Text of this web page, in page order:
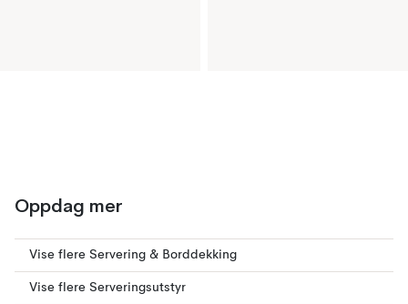
Oppdag mer
Vise flere Servering & Borddekking
Vise flere Serveringsutstyr